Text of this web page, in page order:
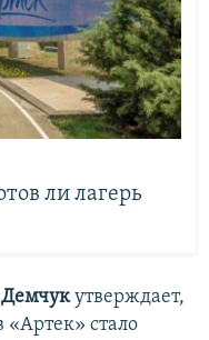
ли лагерь
утверждает,
«Артек» стало